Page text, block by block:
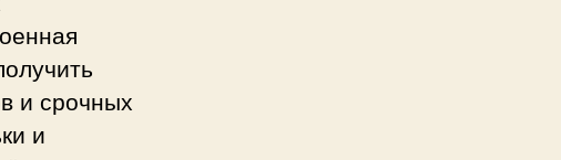
и срочных
и